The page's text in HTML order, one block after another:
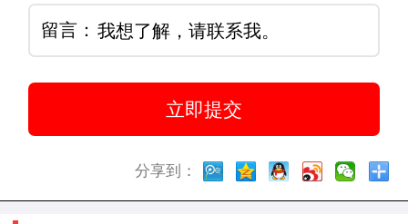
留言：
分享到：